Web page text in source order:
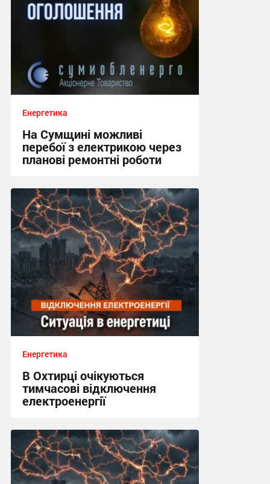
Енергетика
На Сумщині можливі
перебої з електрикою через
планові ремонтні роботи
20:14, 28.07.2026
Енергетика
В Охтирці очікуються
тимчасові відключення
електроенергії
15:04, 25.07.2026